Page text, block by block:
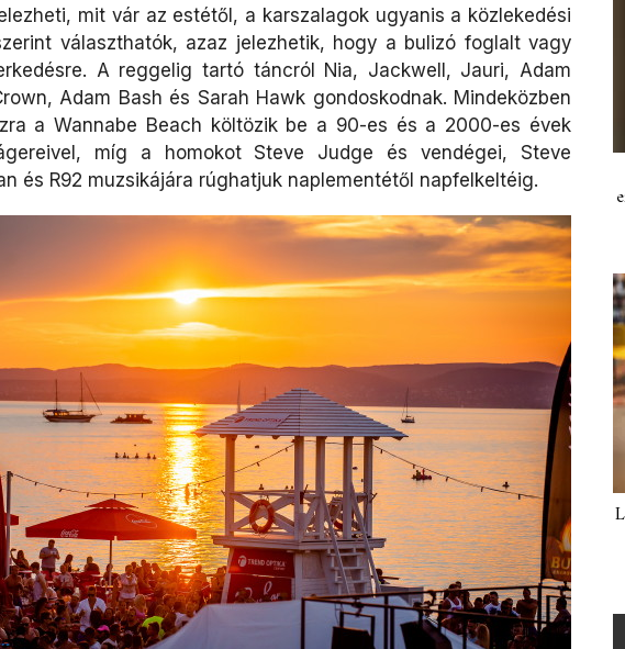
mit vár az estétől, a karszalagok ugyanis a közlekedési
választhatók, azaz jelezhetik, hogy a bulizó foglalt vagy
A reggelig tartó táncról Nia, Jackwell, Jauri, Adam
Adam Bash és Sarah Hawk gondoskodnak. Mindeközben
a Wannabe Beach költözik be a 90-es és a 2000-es évek
míg a homokot Steve Judge és vendégei, Steve
és R92 muzsikájára rúghatjuk naplementétől napfelkeltéig.